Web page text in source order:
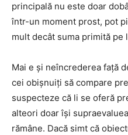
principală nu este doar
într-un moment prost, pot
mult decât suma primită pe
Mai e și neîncrederea față
cei obișnuiți să compare
suspecteze că li se oferă
alteori doar își
rămâne. Dacă simt că